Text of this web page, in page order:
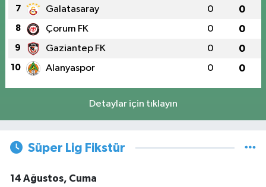
7 Galatasaray 0 0
8 Çorum FK 0 0
9 Gaziantep FK 0 0
10 Alanyaspor 0 0
Detaylar için tıklayın
Süper Lig Fikstür
14 Ağustos, Cuma